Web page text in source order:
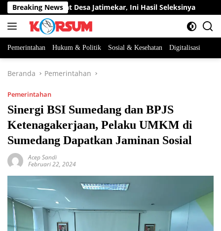
Langsung
ke
konten
Breaking News
Perangkat Desa Jatimekar, Ini Hasil Seleksinya
Pemerintahan Hukum & Politik Sosial & Kesehatan Digitalisasi
Beranda Pemerintahan
Pemerintahan
Sinergi BSI Sumedang dan BPJS
Ketenagakerjaan, Pelaku UMKM di
Sumedang Dapatkan Jaminan Sosial
Acep Sandi
Februari 22, 2024